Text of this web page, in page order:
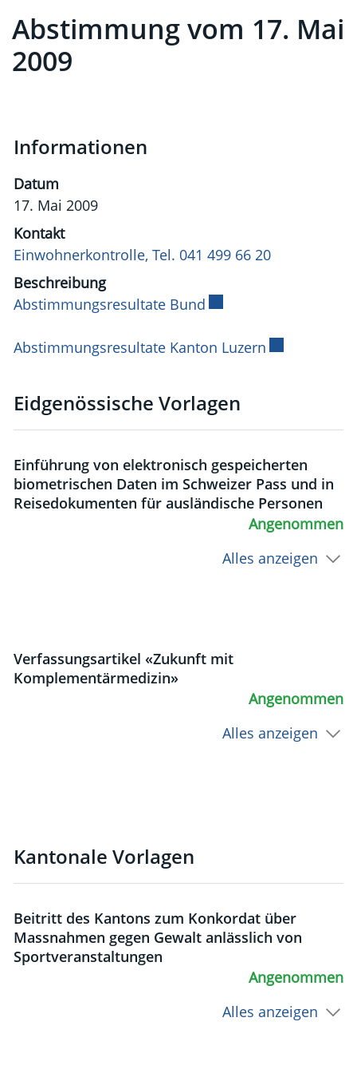
Abstimmung vom 17. Mai
2009
Informationen
Datum
17. Mai 2009
Kontakt
Einwohnerkontrolle, Tel. 041 499 66 20
Beschreibung
Abstimmungsresultate Bund Externer Link wird in
Abstimmungsresultate Kanton Luzern Externer
Eidgenössische Vorlagen
Einführung von elektronisch gespeicherten
biometrischen Daten im Schweizer Pass und in
Reisedokumenten für ausländische Personen
Angenommen
Alles anzeigen
Verfassungsartikel «Zukunft mit
Komplementärmedizin»
Angenommen
Alles anzeigen
Kantonale Vorlagen
Beitritt des Kantons zum Konkordat über
Massnahmen gegen Gewalt anlässlich von
Sportveranstaltungen
Angenommen
Alles anzeigen
Zugehörige Objekte